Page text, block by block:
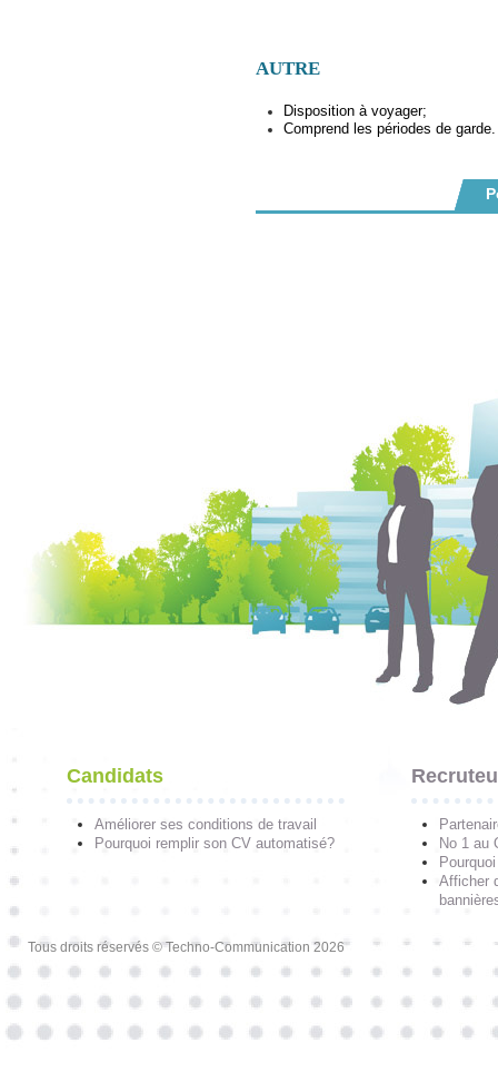
AUTRE
Disposition à voyager;
Comprend les périodes de garde.
Candidats
Améliorer ses conditions de travail
Pourquoi remplir son CV automatisé?
No 1 au
Afficher
Tous droits réservés © Techno-Communication 2026